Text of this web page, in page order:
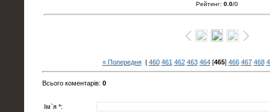
Рейтинг: 0.0/0
« Попередня| 460 461 462 463 464[465] 466 467 468
Всього коментарів: 0
Ім`я *: